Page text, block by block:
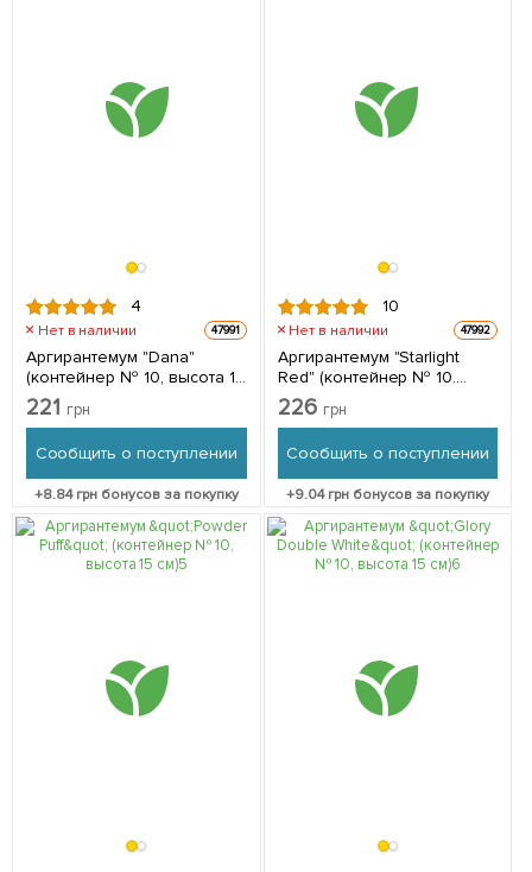
4
Нет в наличии 47991
Аргирантемум "Dana"
(контейнер № 10, высота 15
см) 1 саженец в упаковке
221 грн
Сообщить о поступлении
+8.84грн бонусов за покупку
10
Нет в наличии 47992
Аргирантемум "Starlight
Red" (контейнер № 10.
высота 15 см) 1 саженец в
упаковке
226 грн
Сообщить о поступлении
+9.04грн бонусов за покупку